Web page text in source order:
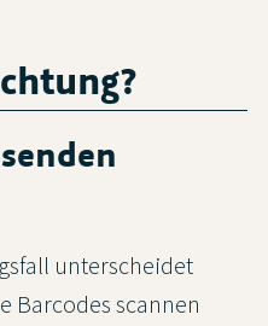
unterscheidet
Barcodes scannen